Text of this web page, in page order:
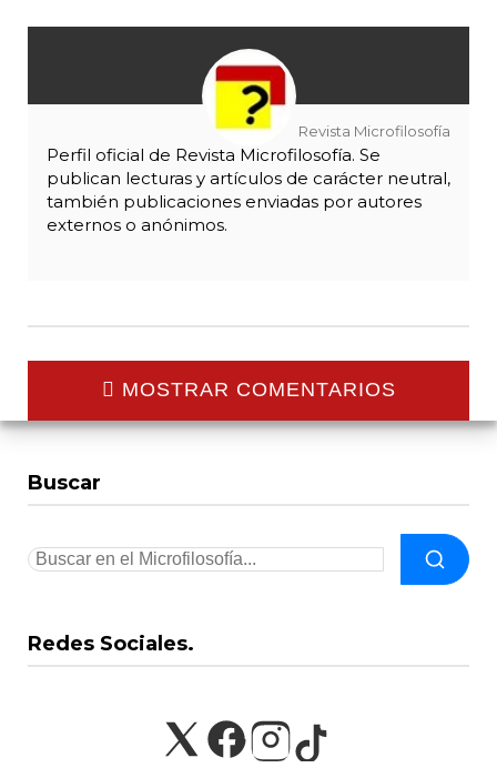
Revista Microfilosofía
Perfil oficial de Revista Microfilosofía. Se
publican lecturas y artículos de carácter neutral,
también publicaciones enviadas por autores
externos o anónimos.
MOSTRAR COMENTARIOS
Buscar
Redes Sociales.